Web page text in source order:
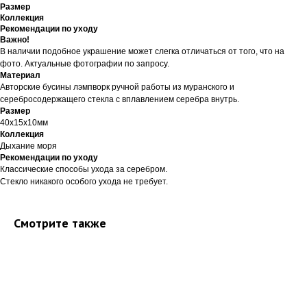
Размер
Коллекция
Рекомендации по уходу
Важно!
В наличии подобное украшение может слегка отличаться от того, что на
фото. Актуальные фотографии по запросу.
Материал
Авторские бусины лэмпворк ручной работы из муранского и
серебросодержащего стекла с вплавлением серебра внутрь.
Размер
40х15х10мм
Коллекция
Дыхание моря
Рекомендации по уходу
Классические способы ухода за серебром.
Стекло никакого особого ухода не требует.
Смотрите также